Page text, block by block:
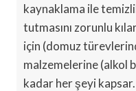
kaynaklama ile
tutmasını zorunlu
için (domuz
malzemelerine (alkol
kadar her şeyi